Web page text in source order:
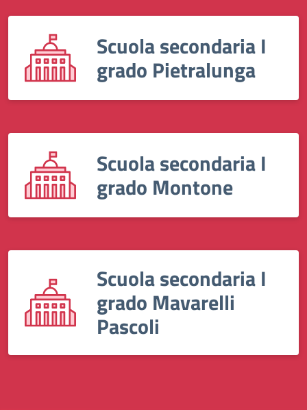
Scuola secondaria I
grado Pietralunga
Scuola secondaria I
grado Montone
Scuola secondaria I
grado Mavarelli
Pascoli